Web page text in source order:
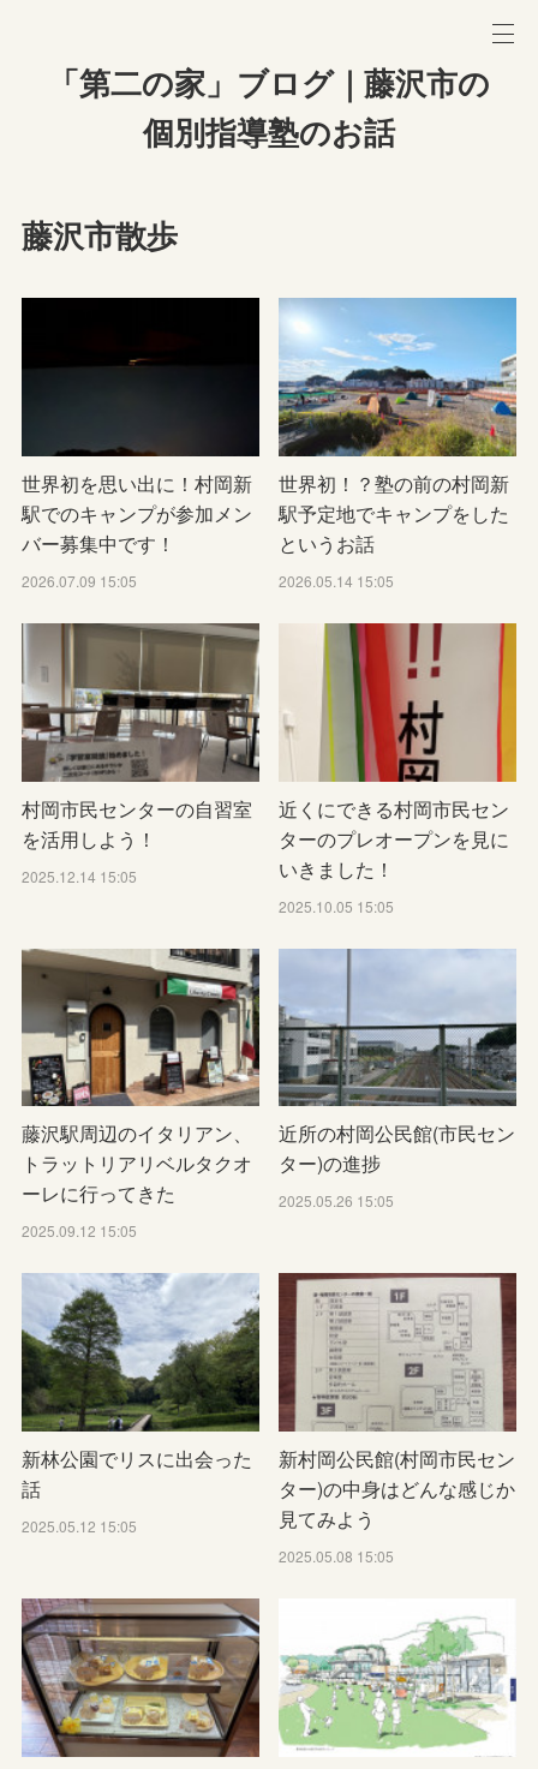
「第二の家」ブログ｜藤沢市の
個別指導塾のお話
藤沢市散歩
世界初を思い出に！村岡新
駅でのキャンプが参加メン
バー募集中です！
2026.07.09 15:05
世界初！？塾の前の村岡新
駅予定地でキャンプをした
というお話
2026.05.14 15:05
村岡市民センターの自習室
を活用しよう！
2025.12.14 15:05
近くにできる村岡市民セン
ターのプレオープンを見に
いきました！
2025.10.05 15:05
藤沢駅周辺のイタリアン、
トラットリアリベルタクオ
ーレに行ってきた
2025.09.12 15:05
近所の村岡公民館(市民セン
ター)の進捗
2025.05.26 15:05
新林公園でリスに出会った
話
2025.05.12 15:05
新村岡公民館(村岡市民セン
ター)の中身はどんな感じか
見てみよう
2025.05.08 15:05